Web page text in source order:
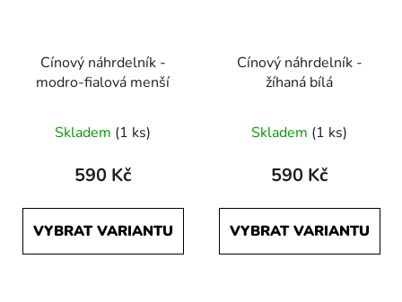
Cínový náhrdelník -
modro-fialová menší
Skladem (1 ks)
590 Kč
VYBRAT VARIANTU
Cínový náhrdelník -
žíhaná bílá
Skladem (1 ks)
590 Kč
VYBRAT VARIANTU